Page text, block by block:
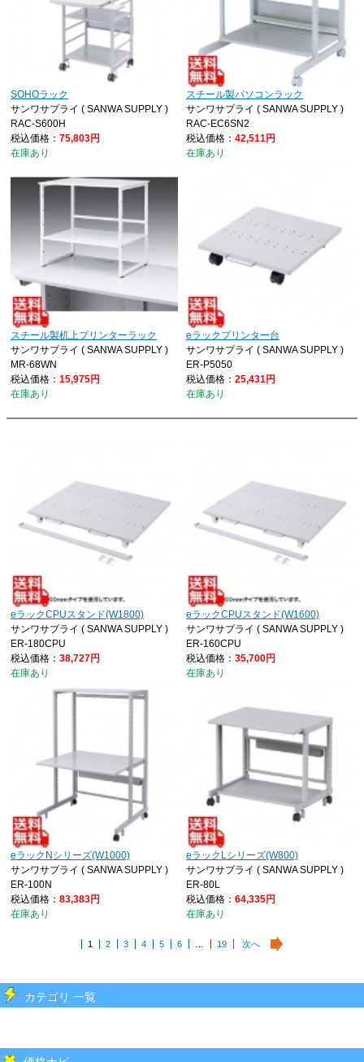
SOHOラック
サンワサプライ ( SANWA SUPPLY )
RAC-S600H
税込価格： 75,803円
在庫あり
スチール製パソコンラック
サンワサプライ ( SANWA SUPPLY )
RAC-EC6SN2
税込価格： 42,511円
在庫あり
スチール製机上プリンターラック
サンワサプライ ( SANWA SUPPLY )
MR-68WN
税込価格： 15,975円
在庫あり
eラックプリンター台
サンワサプライ ( SANWA SUPPLY )
ER-P5050
税込価格： 25,431円
在庫あり
eラックCPUスタンド(W1800)
サンワサプライ ( SANWA SUPPLY )
ER-180CPU
税込価格： 38,727円
在庫あり
eラックCPUスタンド(W1600)
サンワサプライ ( SANWA SUPPLY )
ER-160CPU
税込価格： 35,700円
在庫あり
eラックNシリーズ(W1000)
サンワサプライ ( SANWA SUPPLY )
ER-100N
税込価格： 83,383円
在庫あり
eラックLシリーズ(W800)
サンワサプライ ( SANWA SUPPLY )
ER-80L
税込価格： 64,335円
在庫あり
1 2 3 4 5 6 … 19 次へ
カテゴリ 一覧